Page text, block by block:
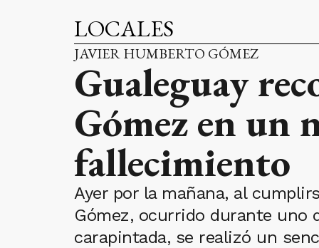
LOCALES
JAVIER HUMBERTO GÓMEZ
Gualeguay
Gómez en un
fallecimiento
Ayer por la mañana, al
Gómez, ocurrido durante uno
carapintada, se realizó un